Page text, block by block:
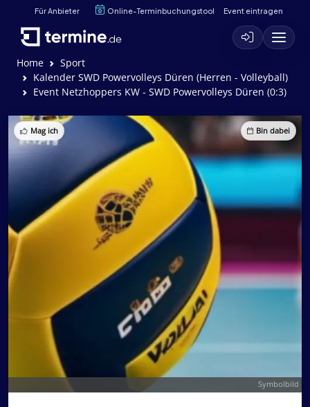
Für Anbieter Online-Terminbuchungstool Event eintragen
Home
Sport
Kalender SWD Powervolleys Düren (Herren - Volleyball)
Event Netzhoppers KW - SWD Powervolleys Düren (0:3)
Mag ich Bin dabei
Symbolbild